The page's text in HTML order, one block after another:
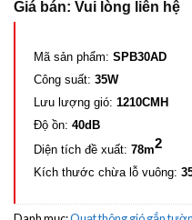
Giá bán: Vui lòng liên hệ
Mã sản phẩm: SPB30AD
Công suất: 35W
Lưu lượng gió: 1210CMH
Độ ồn: 40dB
Diện tích đề xuất: 78m2
Kích thước chừa lỗ vuông: